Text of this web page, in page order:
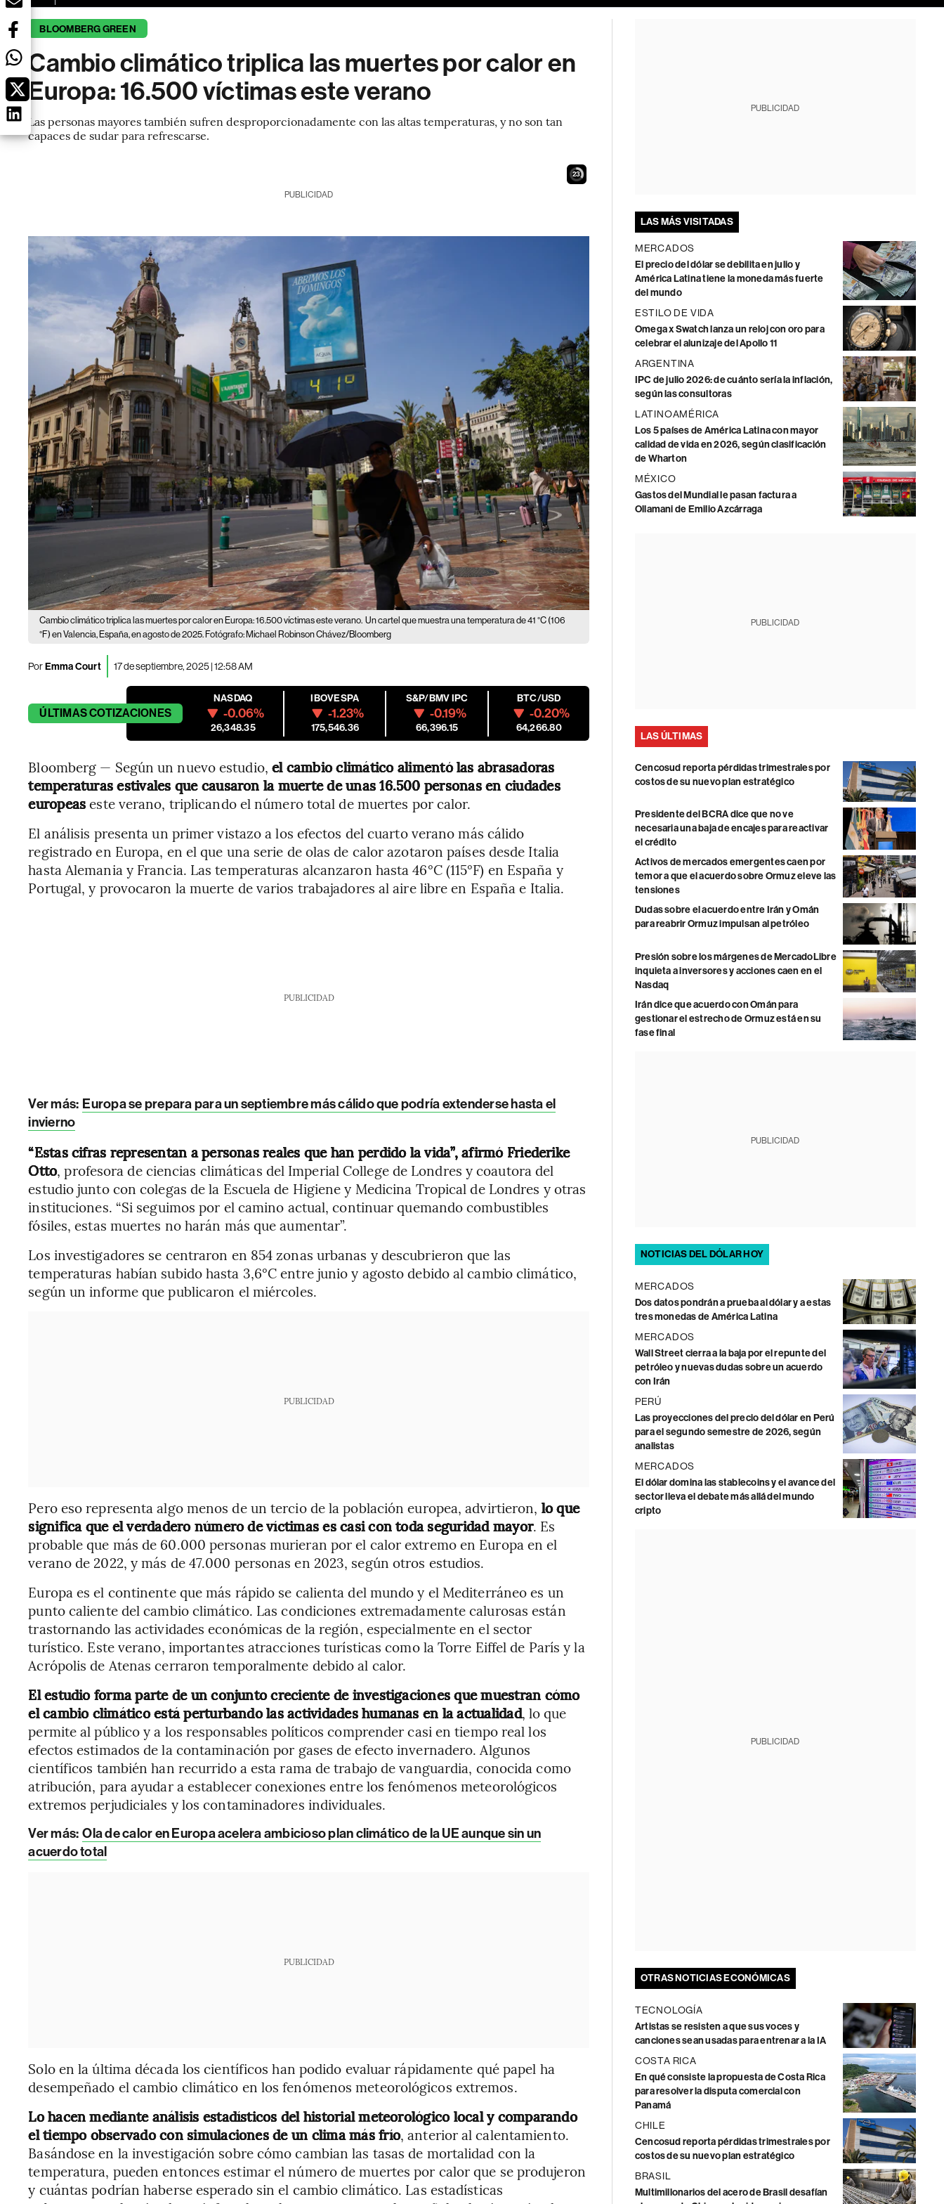
BLOOMBERG GREEN
Cambio climático triplica las muertes por calor en
Europa: 16.500 víctimas este verano
Las personas mayores también sufren desproporcionadamente con las altas temperaturas, y no son tan
capaces de sudar para refrescarse.
21
PUBLICIDAD
Cambio climático triplica las muertes por calor en Europa: 16.500 víctimas este verano. Un cartel que muestra una temperatura de 41 °C (106
°F) en Valencia, España, en agosto de 2025. Fotógrafo: Michael Robinson Chávez/Bloomberg
PorEmma Court 17 de septiembre, 2025 | 12:58 AM
ÚLTIMASCOTIZACIONES
NASDAQ
-0.06%
26,348.35
IBOVESPA
-1.23%
175,546.36
S&P/BMV IPC
-0.19%
66,396.15
BTC/USD
-0.20%
64,266.80
Bloomberg — Según un nuevo estudio, el cambio climático alimentó las abrasadoras
temperaturas estivales que causaron la muerte de unas 16.500 personas en ciudades
europeaseste verano, triplicando el número total de muertes por calor.
El análisis presenta un primer vistazo a los efectos del cuarto verano más cálido
registrado en Europa, en el que una serie de olas de calor azotaron países desde Italia
hasta Alemania y Francia. Las temperaturas alcanzaron hasta 46°C (115°F) en España y
Portugal, y provocaron la muerte de varios trabajadores al aire libre en España e Italia.
PUBLICIDAD
Ver más: Europa se prepara para un septiembre más cálido que podría extenderse hasta el
invierno
“Estas cifras representan a personas reales que han perdido la vida”, afirmó Friederike
Otto, profesora de ciencias climáticas del Imperial College de Londres y coautora del
estudio junto con colegas de la Escuela de Higiene y Medicina Tropical de Londres y otras
instituciones. “Si seguimos por el camino actual, continuar quemando combustibles
fósiles, estas muertes no harán más que aumentar”.
Los investigadores se centraron en 854 zonas urbanas y descubrieron que las
temperaturas habían subido hasta 3,6°C entre junio y agosto debido al cambio climático,
según un informe que publicaron el miércoles.
PUBLICIDAD
Pero eso representa algo menos de un tercio de la población europea, advirtieron, lo que
significa que el verdadero número de víctimas es casi con toda seguridad mayor. Es
probable que más de 60.000 personas murieran por el calor extremo en Europa en el
verano de 2022, y más de 47.000 personas en 2023, según otros estudios.
Europa es el continente que más rápido se calienta del mundo y el Mediterráneo es un
punto caliente del cambio climático. Las condiciones extremadamente calurosas están
trastornando las actividades económicas de la región, especialmente en el sector
turístico. Este verano, importantes atracciones turísticas como la Torre Eiffel de París y la
Acrópolis de Atenas cerraron temporalmente debido al calor.
El estudio forma parte de un conjunto creciente de investigaciones que muestran cómo
el cambio climático está perturbando las actividades humanas en la actualidad, lo que
permite al público y a los responsables políticos comprender casi en tiempo real los
efectos estimados de la contaminación por gases de efecto invernadero. Algunos
científicos también han recurrido a esta rama de trabajo de vanguardia, conocida como
atribución, para ayudar a establecer conexiones entre los fenómenos meteorológicos
extremos perjudiciales y los contaminadores individuales.
Ver más: Ola de calor en Europa acelera ambicioso plan climático de la UE aunque sin un
acuerdo total
PUBLICIDAD
Solo en la última década los científicos han podido evaluar rápidamente qué papel ha
desempeñado el cambio climático en los fenómenos meteorológicos extremos.
Lo hacen mediante análisis estadísticos del historial meteorológico local y comparando
el tiempo observado con simulaciones de un clima más frío, anterior al calentamiento.
Basándose en la investigación sobre cómo cambian las tasas de mortalidad con la
temperatura, pueden entonces estimar el número de muertes por calor que se produjeron
y cuántas podrían haberse esperado sin el cambio climático. Las estadísticas
PUBLICIDAD
LAS MÁS VISITADAS
MERCADOS
El precio del dólar se debilita en julio y
América Latina tiene la moneda más fuerte
del mundo
ESTILO DE VIDA
Omega x Swatch lanza un reloj con oro para
celebrar el alunizaje del Apollo 11
ARGENTINA
IPC de julio 2026: de cuánto sería la inflación,
según las consultoras
LATINOAMÉRICA
Los 5 países de América Latina con mayor
calidad de vida en 2026, según clasificación
de Wharton
MÉXICO
Gastos del Mundial le pasan factura a
Ollamani de Emilio Azcárraga
PUBLICIDAD
LAS ÚLTIMAS
Cencosud reporta pérdidas trimestrales por
costos de su nuevo plan estratégico
Presidente del BCRA dice que no ve
necesaria una baja de encajes para reactivar
el crédito
Activos de mercados emergentes caen por
temor a que el acuerdo sobre Ormuz eleve las
tensiones
Dudas sobre el acuerdo entre Irán y Omán
para reabrir Ormuz impulsan al petróleo
Presión sobre los márgenes de MercadoLibre
inquieta a inversores y acciones caen en el
Nasdaq
Irán dice que acuerdo con Omán para
gestionar el estrecho de Ormuz está en su
fase final
PUBLICIDAD
NOTICIAS DEL DÓLAR HOY
MERCADOS
Dos datos pondrán a prueba al dólar y a estas
tres monedas de América Latina
MERCADOS
Wall Street cierra a la baja por el repunte del
petróleo y nuevas dudas sobre un acuerdo
con Irán
PERÚ
Las proyecciones del precio del dólar en Perú
para el segundo semestre de 2026, según
analistas
MERCADOS
El dólar domina las stablecoins y el avance del
sector lleva el debate más allá del mundo
cripto
PUBLICIDAD
OTRAS NOTICIAS ECONÓMICAS
TECNOLOGÍA
Artistas se resisten a que sus voces y
canciones sean usadas para entrenar a la IA
COSTA RICA
En qué consiste la propuesta de Costa Rica
para resolver la disputa comercial con
Panamá
CHILE
Cencosud reporta pérdidas trimestrales por
costos de su nuevo plan estratégico
BRASIL
Multimillonarios del acero de Brasil desafían